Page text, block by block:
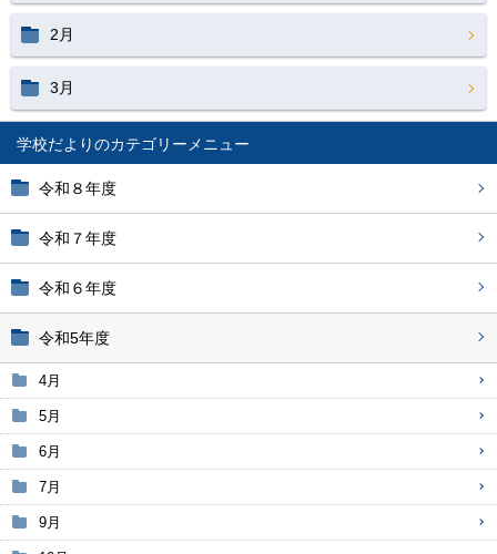
学校だより
令和８年度
令和７年度
令和６年度
令和5年度
4月
5月
6月
7月
9月
2月
3月